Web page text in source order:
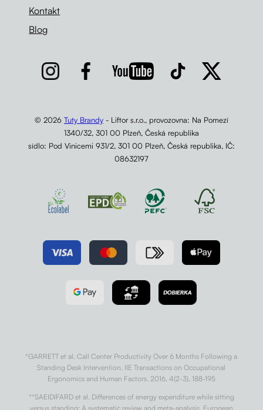
Kontakt
Blog
© 2026 Tuty Brandy- Liftor s.r.o., provozovna: Na Pomezí
1340/32, 301 00 Plzeň, Česká republika
sídlo: Pod Vinicemi 931/2, 301 00 Plzeň, Česká republika, IČ:
08632197
*GARRETT et al. Call Center Productivity Over 6 Months Following a
Standing Desk Intervention. IIE Transactions on Occupational
Ergonomics and Human Factors. 2016, 4(2-3), 188-195
**SAEIDIFARD et al. Differences of energy expenditure while sitting
versus standing: A systematic review and meta-analysis. European